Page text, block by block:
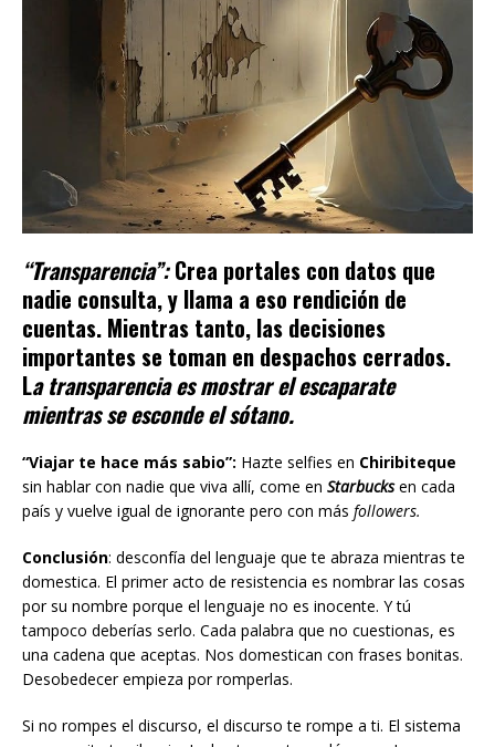
“Transparencia”:Crea portales con datos que
nadie consulta, y llama a eso rendición de
cuentas. Mientras tanto, las decisiones
importantes se toman en despachos cerrados.
La transparencia es mostrar el escaparate
mientras se esconde el sótano.
“Viajar te hace más sabio”: Hazte selfies en Chiribiteque
sin hablar con nadie que viva allí, come en Starbucksen cada
país y vuelve igual de ignorante pero con más followers.
Conclusión: desconfía del lenguaje que te abraza mientras te
domestica. El primer acto de resistencia es nombrar las cosas
por su nombre porque el lenguaje no es inocente. Y tú
tampoco deberías serlo. Cada palabra que no cuestionas, es
una cadena que aceptas. Nos domestican con frases bonitas.
Desobedecer empieza por romperlas.
Si no rompes el discurso, el discurso te rompe a ti. El sistema